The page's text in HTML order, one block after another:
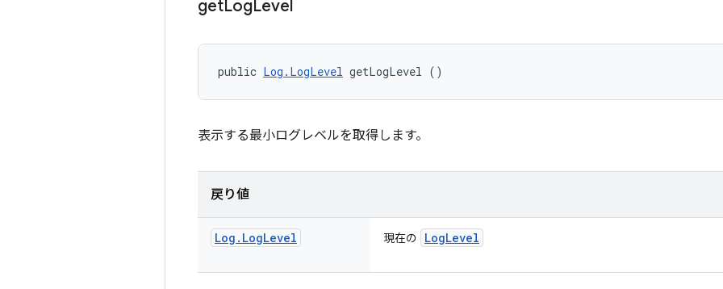
getLogLevel
public Log.LogLevel getLogLevel ()
表示する最小ログレベルを取得します。
戻り値
Log . LogLevel 現在の LogLevel